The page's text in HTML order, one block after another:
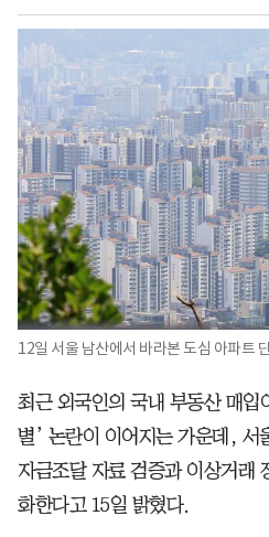
12일 서울 남산에서 바라본 도심 아파트
최근 외국인의 국내 부동산 매입
별’ 논란이 이어지는 가운데, 서
자금조달 자료 검증과 이상거래
화한다고 15일 밝혔다.